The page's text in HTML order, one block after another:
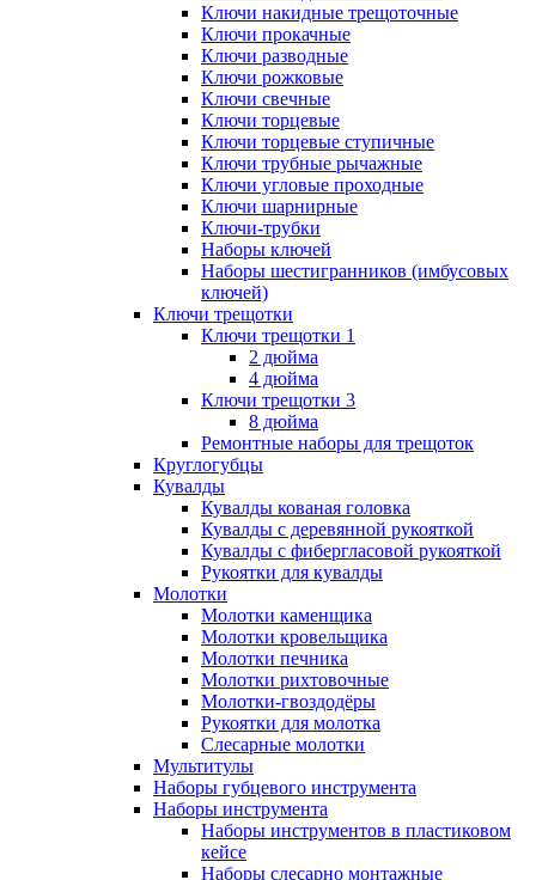
Ключи накидные трещоточные
Ключи прокачные
Ключи разводные
Ключи рожковые
Ключи свечные
Ключи торцевые
Ключи торцевые ступичные
Ключи трубные рычажные
Ключи угловые проходные
Ключи шарнирные
Ключи-трубки
Наборы ключей
Наборы шестигранников (имбусовых
ключей)
Ключи трещотки
Ключи трещотки 1
2 дюйма
4 дюйма
Ключи трещотки 3
8 дюйма
Ремонтные наборы для трещоток
Круглогубцы
Кувалды
Кувалды кованая головка
Кувалды с деревянной рукояткой
Кувалды с фибергласовой рукояткой
Рукоятки для кувалды
Молотки
Молотки каменщика
Молотки кровельщика
Молотки печника
Молотки рихтовочные
Молотки-гвоздодёры
Рукоятки для молотка
Слесарные молотки
Мультитулы
Наборы губцевого инструмента
Наборы инструмента
Наборы инструментов в пластиковом
кейсе
Наборы слесарно монтажные